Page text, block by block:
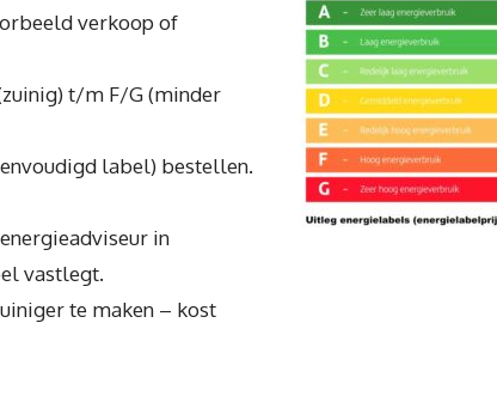
verkoop of
t/m F/G (minder
label) bestellen.
in
vastlegt.
te maken – kost